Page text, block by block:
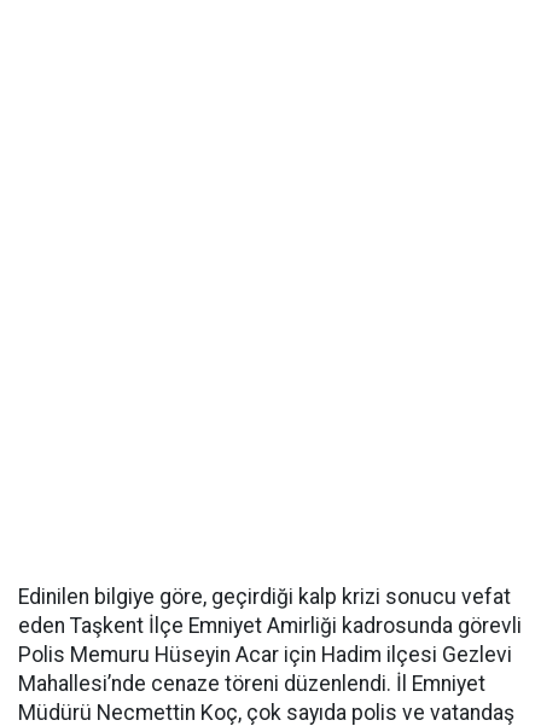
Edinilen bilgiye göre, geçirdiği kalp krizi sonucu vefat
eden Taşkent İlçe Emniyet Amirliği kadrosunda görevli
Polis Memuru Hüseyin Acar için Hadim ilçesi Gezlevi
Mahallesi’nde cenaze töreni düzenlendi. İl Emniyet
Müdürü Necmettin Koç, çok sayıda polis ve vatandaş